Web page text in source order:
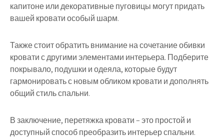
капитоне или декоративные пуговицы могут придать
вашей кровати особый шарм.
Также стоит обратить внимание на сочетание обивки
кровати с другими элементами интерьера. Подберите
покрывало, подушки и одеяла, которые будут
гармонировать с новым обликом кровати и дополнять
общий стиль спальни.
В заключение, перетяжка кровати – это простой и
доступный способ преобразить интерьер спальни.